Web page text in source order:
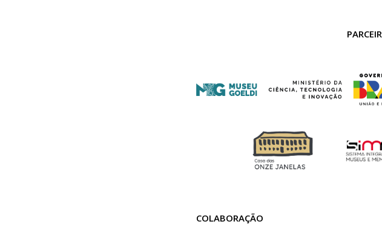
COLABORAÇÃO